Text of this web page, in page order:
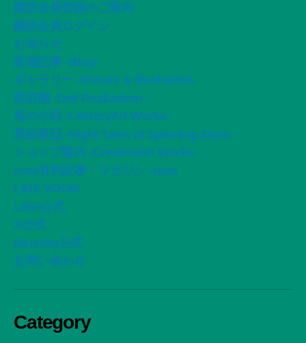
購読会員登録のご案内
購読会員ログイン
お知らせ
新着記事 -Blog-
ギャラリー -Picture & Illustration-
桜荘園 -Doll Realization-
風の小径 -LiteraryArt Works-
星紡夜話 -Night Tales of Spinning Stars-
ショップ案内 -CreativeArt Works-
note有料記事・マガジン -note
LINE VOOM
LINE公式
X公式
Bluesky公式
お問い合わせ
Category